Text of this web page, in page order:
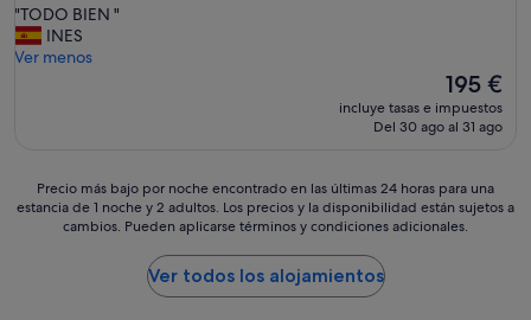
10,
Muy
bueno,
"
T
O
"
"TODO BIEN "
INES
Ver menos
El
precio
actual
195 €
195 €
incluye tasas e impuestos
Del 30 ago al 31 ago
Precio
más
Precio más bajo por noche encontrado en las últimas 24 horas para una
estancia de 1 noche y 2 adultos. Los precios y la disponibilidad están sujetos a
cambios. Pueden aplicarse términos y condiciones adicionales.
Ver todos los alojamientos